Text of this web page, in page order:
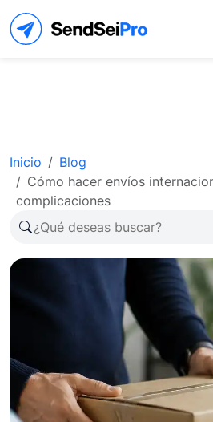
Inicio
Blog
Cómo hacer envíos
complicaciones